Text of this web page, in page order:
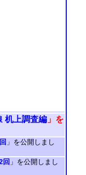
机上調査編 」を
」を公開しまし
回 」を公開しまし